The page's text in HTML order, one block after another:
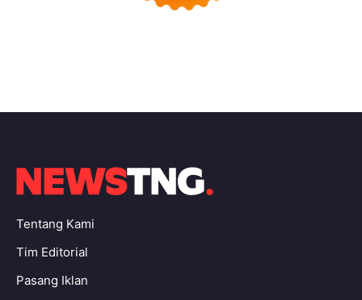
Tentang Kami
Tim Editorial
Pasang Iklan